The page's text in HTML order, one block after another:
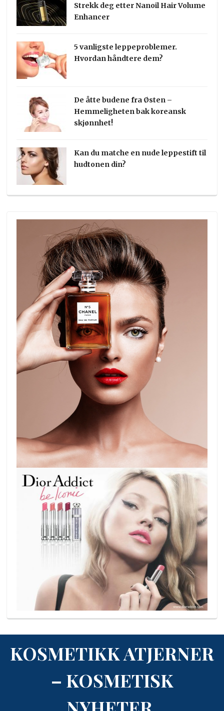
Strekk deg etter Nanoil Hair Volume
Enhancer
5 vanligste leppeproblemer.
Hvordan håndtere dem?
De åtte budene fra Østen –
Hemmeligheten bak koreansk
skjønnhet!
Kan du matche en nude leppestift til
hudtonen din?
KOSMETIKK ATJERNER
– KOSMETISK